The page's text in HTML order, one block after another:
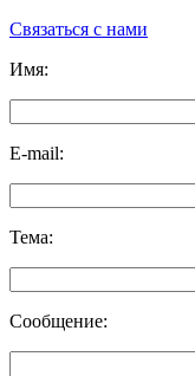
Связаться с нами
Имя:
E-mail:
Тема:
Сообщение: